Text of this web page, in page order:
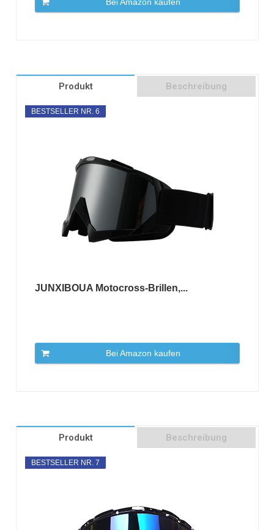
Produkt Beschreibung
BESTSELLER NR. 6
JUNXIBOUA Motocross-Brillen,...
Bei Amazon kaufen
Produkt Beschreibung
BESTSELLER NR. 7